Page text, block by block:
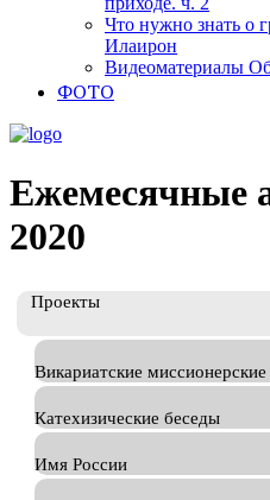
Что нужно знать о
Илаирон
Видеоматериалы
ФОТО
Ежемесячные
2020
Проекты
Викариатские
Катехизические беседы
Имя России